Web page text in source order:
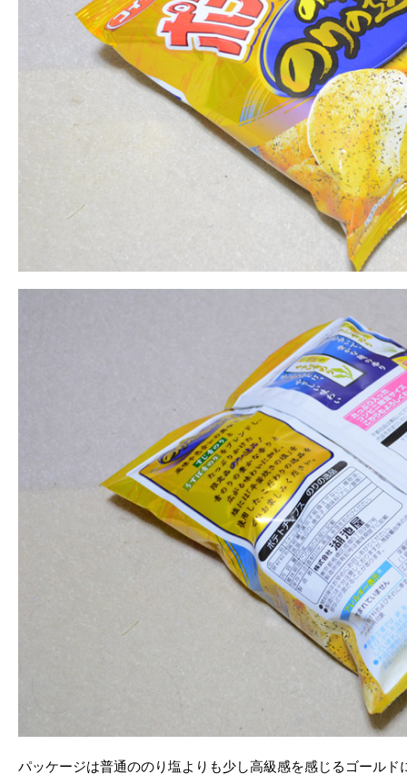
パッケージは普通ののり塩よりも少し高級感を感じるゴールド